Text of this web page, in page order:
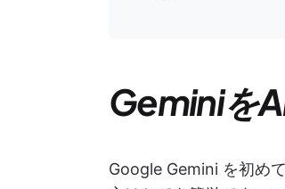
Geminiを
Google Gemini を初め